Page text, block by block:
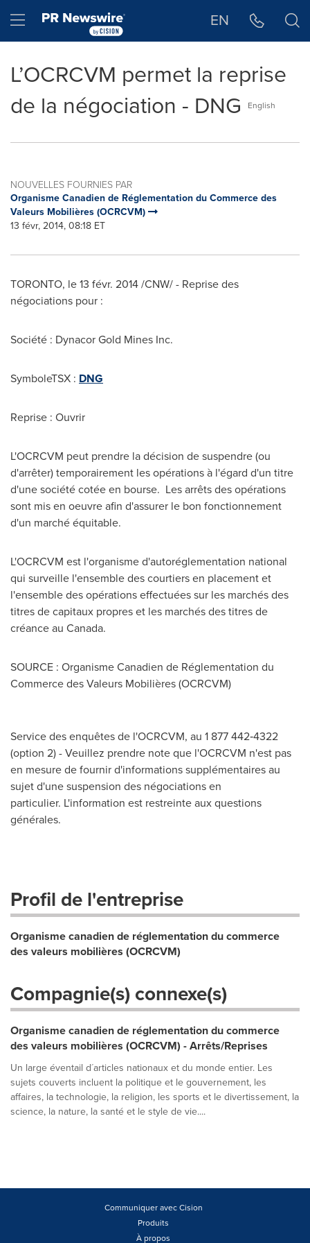
Hamburger menu EN
L’OCRCVM permet la reprise
de la négociation - DNG
English
NOUVELLES FOURNIES PAR
Organisme Canadien de Réglementation du Commerce des
Valeurs Mobilières (OCRCVM)
13 févr, 2014, 08:18 ET
TORONTO, le 13 févr. 2014 /CNW/ - Reprise des
négociations pour :
Société : Dynacor Gold Mines Inc.
SymboleTSX : DNG
Reprise : Ouvrir
L'OCRCVM peut prendre la décision de suspendre (ou
d'arrêter) temporairement les opérations à l'égard d'un titre
d'une société cotée en bourse. Les arrêts des opérations
sont mis en oeuvre afin d'assurer le bon fonctionnement
d'un marché équitable.
L'OCRCVM est l'organisme d'autoréglementation national
qui surveille l'ensemble des courtiers en placement et
l'ensemble des opérations effectuées sur les marchés des
titres de capitaux propres et les marchés des titres de
créance au Canada.
SOURCE : Organisme Canadien de Réglementation du
Commerce des Valeurs Mobilières (OCRCVM)
Service des enquêtes de l'OCRCVM, au 1 877 442‑4322
(option 2) - Veuillez prendre note que l'OCRCVM n'est pas
en mesure de fournir d'informations supplémentaires au
sujet d'une suspension des négociations en
particulier. L'information est restreinte aux questions
générales.
Profil de l'entreprise
Organisme canadien de réglementation du commerce
des valeurs mobilières (OCRCVM)
Compagnie(s) connexe(s)
Organisme canadien de réglementation du commerce
des valeurs mobilières (OCRCVM) - Arrêts/Reprises
Un large éventail d´articles nationaux et du monde entier. Les
sujets couverts incluent la politique et le gouvernement, les
affaires, la technologie, la religion, les sports et le divertissement, la
science, la nature, la santé et le style de vie....
Communiquer avec Cision
Produits
À propos